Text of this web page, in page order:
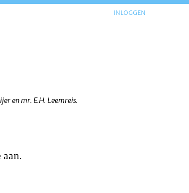
inloggen
en mr. E.H. Leemreis.